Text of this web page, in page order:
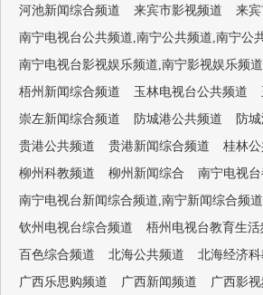
河池新闻综合频道
来宾市影视频道 来
南宁电视台公共频道,南宁公共频道,南宁公
南宁电视台影视娱乐频道,南宁影视娱乐频
梧州新闻综合频道
玉林电视台公共频道
崇左新闻综合频道
防城港公共频道 防
贵港公共频道
贵港新闻综合频道 桂林
柳州科教频道
柳州新闻综合
南宁电视台
南宁电视台新闻综合频道,南宁新闻综合频
钦州电视台综合频道
梧州电视台教育生活
百色综合频道
北海公共频道 北海经济
广西乐思购频道
广西新闻频道 广西影